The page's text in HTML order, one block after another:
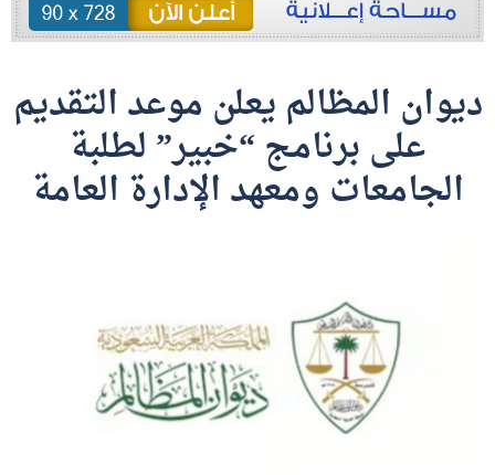
ديوان المظالم يعلن موعد التقديم
على برنامج “خبير” لطلبة
الجامعات ومعهد الإدارة العامة